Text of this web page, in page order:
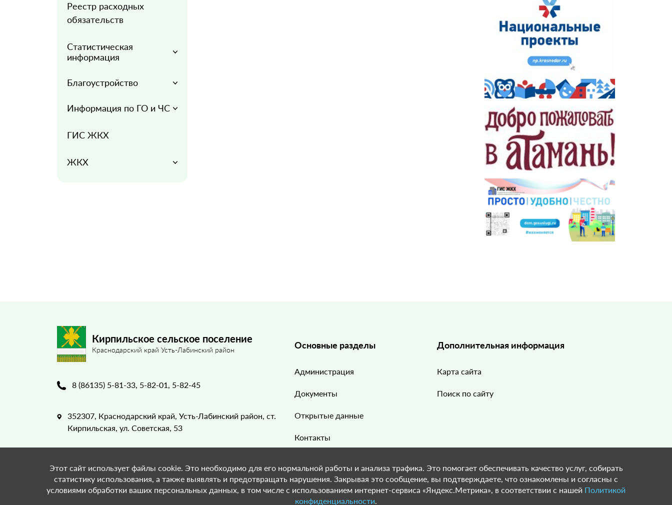
Реестр расходных
обязательств
Статистическая
информация
Благоустройство
Информация по ГО и ЧС
ГИС ЖКХ
ЖКХ
Кирпильское сельское поселение
Краснодарский край Усть-Лабинский район
8 (86135) 5-81-33, 5-82-01, 5-82-45
352307, Краснодарский край, Усть-Лабинский район, ст.
Кирпильская, ул. Советская, 53
Основные разделы
Администрация
Документы
Открытые данные
Контакты
Дополнительная информация
Карта сайта
Поиск по сайту
Этот сайт использует файлы cookie. Это необходимо для его нормальной работы и анализа трафика. Это помогает обеспечивать качество услуг, собирать
статистику использования, а также выявлять и предотвращать нарушения. Закрывая это сообщение, вы подтверждаете, что ознакомлены и согласны с
условиями обработки ваших персональных данных, в том числе с использованием интернет-сервиса «Яндекс.Метрика», в соответствии с нашей Политикой
конфиденциальности.